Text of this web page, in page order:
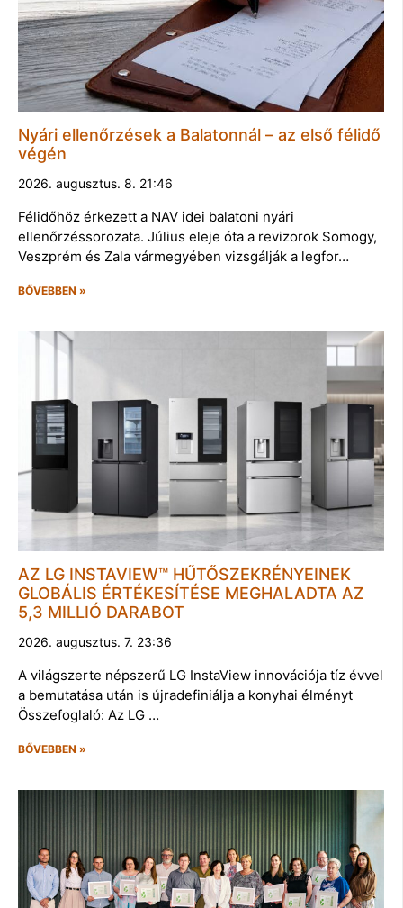
Nyári ellenőrzések a Balatonnál – az első félidő
végén
2026. augusztus. 8. 21:46
Félidőhöz érkezett a NAV idei balatoni nyári
ellenőrzéssorozata. Július eleje óta a revizorok Somogy,
Veszprém és Zala vármegyében vizsgálják a legfor…
BŐVEBBEN »
AZ LG INSTAVIEW™ HŰTŐSZEKRÉNYEINEK
GLOBÁLIS ÉRTÉKESÍTÉSE MEGHALADTA AZ
5,3 MILLIÓ DARABOT
2026. augusztus. 7. 23:36
A világszerte népszerű LG InstaView innovációja tíz évvel
a bemutatása után is újradefiniálja a konyhai élményt
Összefoglaló: Az LG …
BŐVEBBEN »